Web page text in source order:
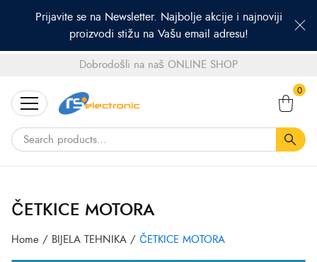
Prijavite se na Newsletter. Najbolje akcije i najnoviji
proizvodi stižu na Vašu email adresu!
Dobrodošli na naš ONLINE SHOP
for:
0
ČETKICE MOTORA
Home / BIJELA TEHNIKA / ČETKICE MOTORA